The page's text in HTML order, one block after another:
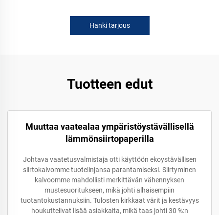
Hanki tarjous
Tuotteen edut
Muuttaa vaatealaa ympäristöystävällisellä
lämmönsiirtopaperilla
Johtava vaatetusvalmistaja otti käyttöön ekoystävällisen
siirtokalvomme tuotelinjansa parantamiseksi. Siirtyminen
kalvoomme mahdollisti merkittävän vähennyksen
mustesuoritukseen, mikä johti alhaisempiin
tuotantokustannuksiin. Tulosten kirkkaat värit ja kestävyys
houkuttelivat lisää asiakkaita, mikä taas johti 30 %:n